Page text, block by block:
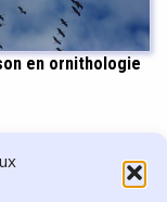
en ornithologie